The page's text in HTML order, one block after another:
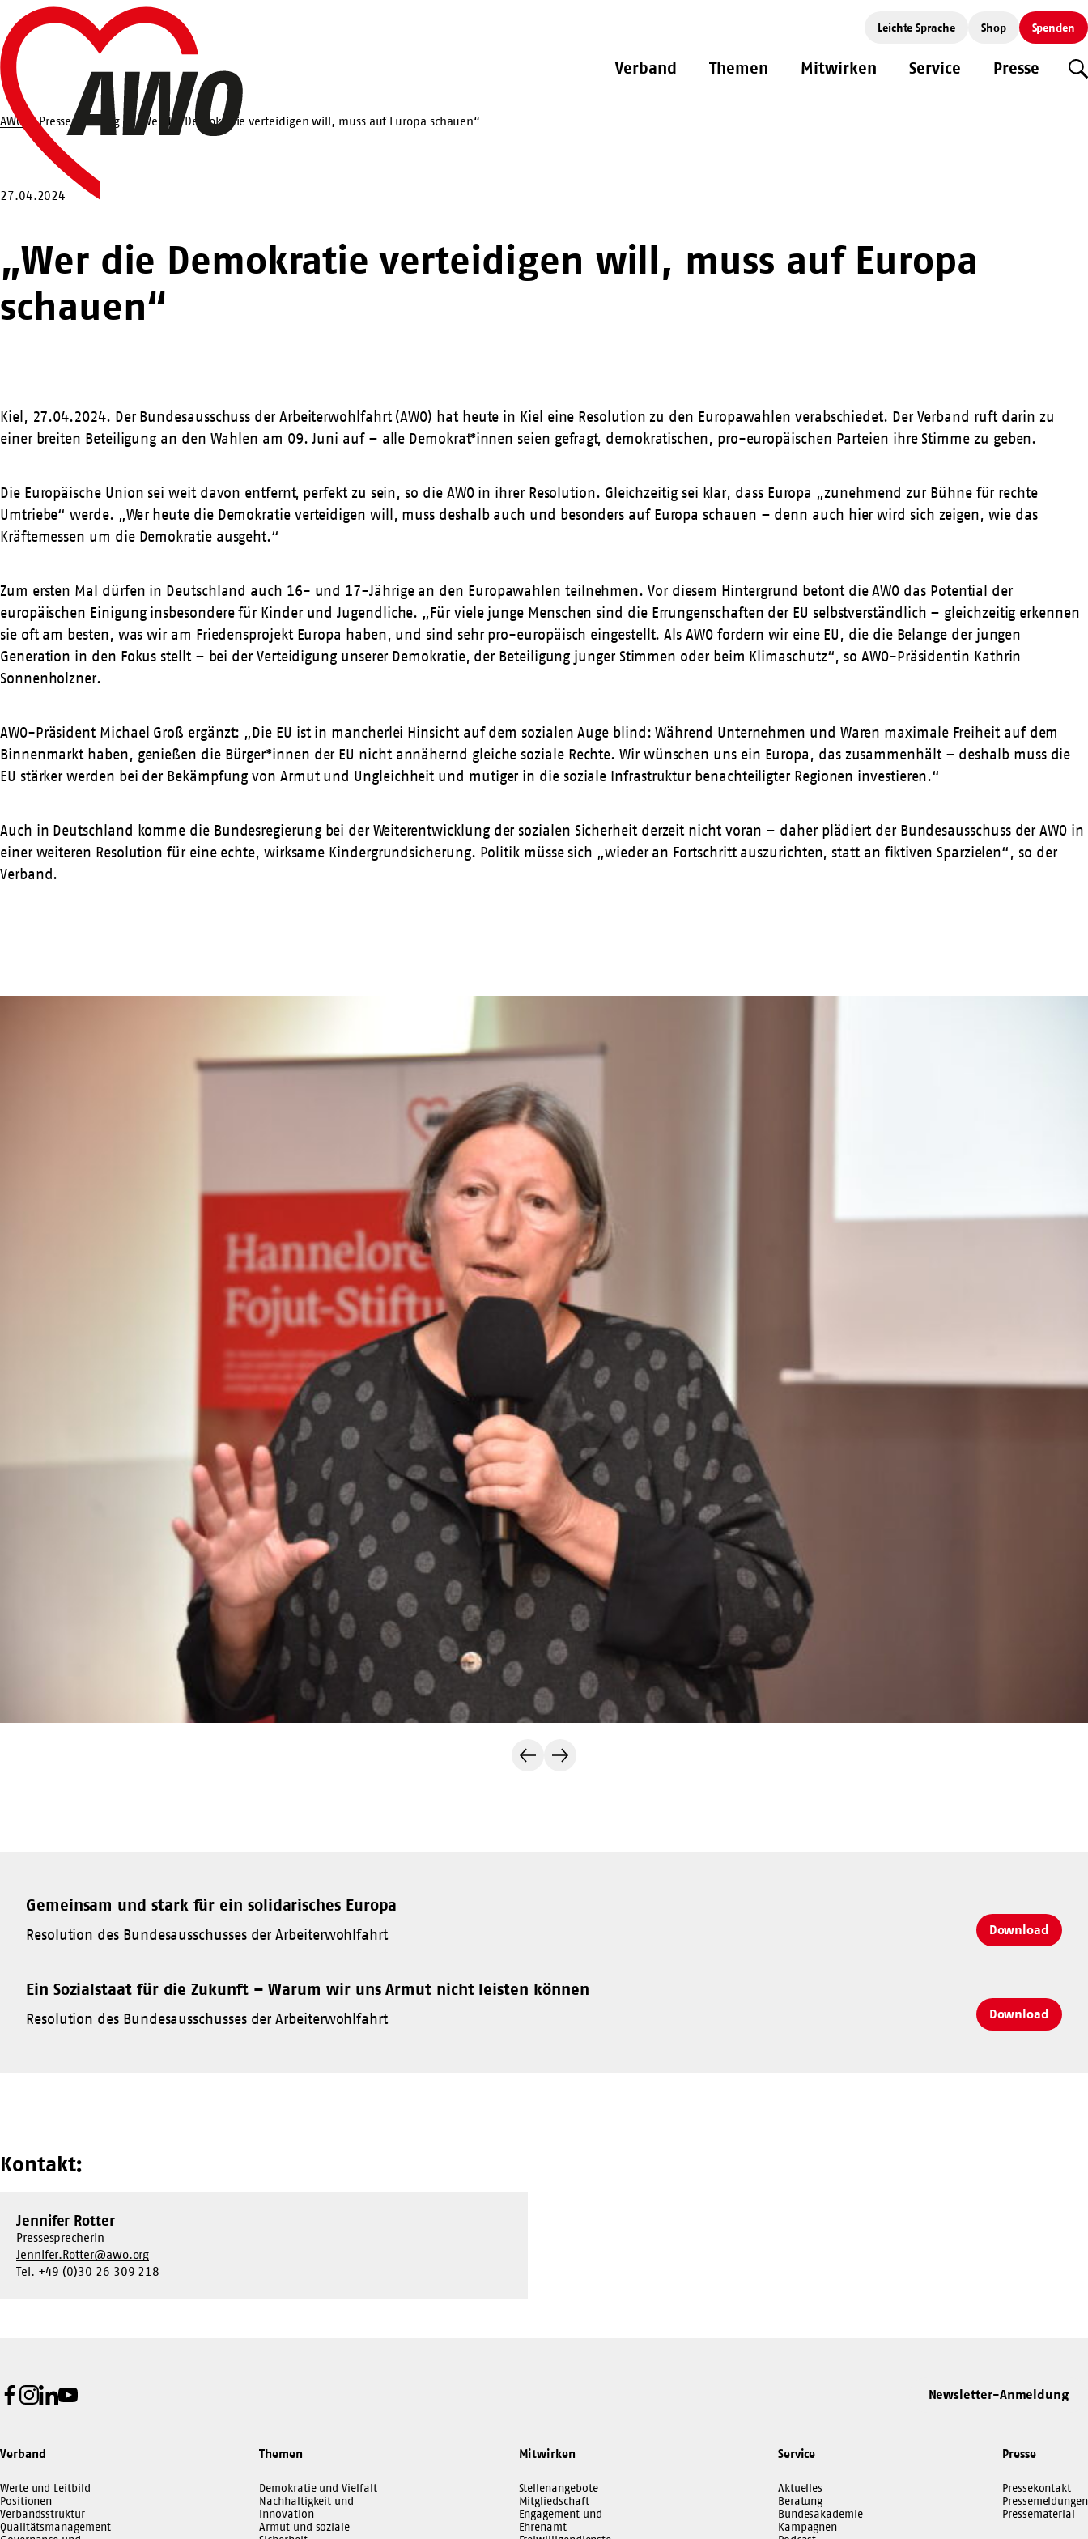
Zum
Hauptinhalt
springen
Startseite
Leichte Sprache Shop Spenden
Verband Themen Mitwirken Service Presse
Suche
AWO Pressemeldung „Wer die Demokratie verteidigen will, muss auf Europa schauen“
27.04.2024
„Wer die Demokratie verteidigen will, muss auf Europa
schauen“
Kiel, 27.04.2024. Der Bundesausschuss der Arbeiterwohlfahrt (AWO) hat heute in Kiel eine Resolution zu den Europawahlen verabschiedet. Der Verband ruft darin zu
einer breiten Beteiligung an den Wahlen am 09. Juni auf – alle Demokrat*innen seien gefragt, demokratischen, pro-europäischen Parteien ihre Stimme zu geben.
Die Europäische Union sei weit davon entfernt, perfekt zu sein, so die AWO in ihrer Resolution. Gleichzeitig sei klar, dass Europa „zunehmend zur Bühne für rechte
Umtriebe“ werde. „Wer heute die Demokratie verteidigen will, muss deshalb auch und besonders auf Europa schauen – denn auch hier wird sich zeigen, wie das
Kräftemessen um die Demokratie ausgeht.“
Zum ersten Mal dürfen in Deutschland auch 16- und 17-Jährige an den Europawahlen teilnehmen. Vor diesem Hintergrund betont die AWO das Potential der
europäischen Einigung insbesondere für Kinder und Jugendliche. „Für viele junge Menschen sind die Errungenschaften der EU selbstverständlich – gleichzeitig erkennen
sie oft am besten, was wir am Friedensprojekt Europa haben, und sind sehr pro-europäisch eingestellt. Als AWO fordern wir eine EU, die die Belange der jungen
Generation in den Fokus stellt – bei der Verteidigung unserer Demokratie, der Beteiligung junger Stimmen oder beim Klimaschutz“, so AWO-Präsidentin Kathrin
Sonnenholzner.
AWO-Präsident Michael Groß ergänzt: „Die EU ist in mancherlei Hinsicht auf dem sozialen Auge blind: Während Unternehmen und Waren maximale Freiheit auf dem
Binnenmarkt haben, genießen die Bürger*innen der EU nicht annähernd gleiche soziale Rechte. Wir wünschen uns ein Europa, das zusammenhält – deshalb muss die
EU stärker werden bei der Bekämpfung von Armut und Ungleichheit und mutiger in die soziale Infrastruktur benachteiligter Regionen investieren.“
Auch in Deutschland komme die Bundesregierung bei der Weiterentwicklung der sozialen Sicherheit derzeit nicht voran – daher plädiert der Bundesausschuss der AWO in
einer weiteren Resolution für eine echte, wirksame Kindergrundsicherung. Politik müsse sich „wieder an Fortschritt auszurichten, statt an fiktiven Sparzielen“, so der
Verband.
VorherigeNächste
Gemeinsam und stark für ein solidarisches Europa
Resolution des Bundesausschusses der Arbeiterwohlfahrt Download
Ein Sozialstaat für die Zukunft – Warum wir uns Armut nicht leisten können
Resolution des Bundesausschusses der Arbeiterwohlfahrt Download
Kontakt:
Jennifer Rotter
Pressesprecherin
Jennifer.Rotter@awo.org
Tel. +49 (0)30 26 309 218
Facebook
Instagram
LinkedIn
Youtube Newsletter-Anmeldung
Verband
Werte und Leitbild
Positionen
Verbandsstruktur
Qualitätsmanagement
Themen
Demokratie und Vielfalt
Nachhaltigkeit und
Innovation
Armut und soziale
Mitwirken
Stellenangebote
Mitgliedschaft
Engagement und
Ehrenamt
Service
Aktuelles
Beratung
Bundesakademie
Kampagnen
Presse
Pressekontakt
Pressemeldungen
Pressematerial